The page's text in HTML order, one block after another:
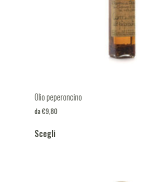
Olio peperoncino
da€9,80
Scegli